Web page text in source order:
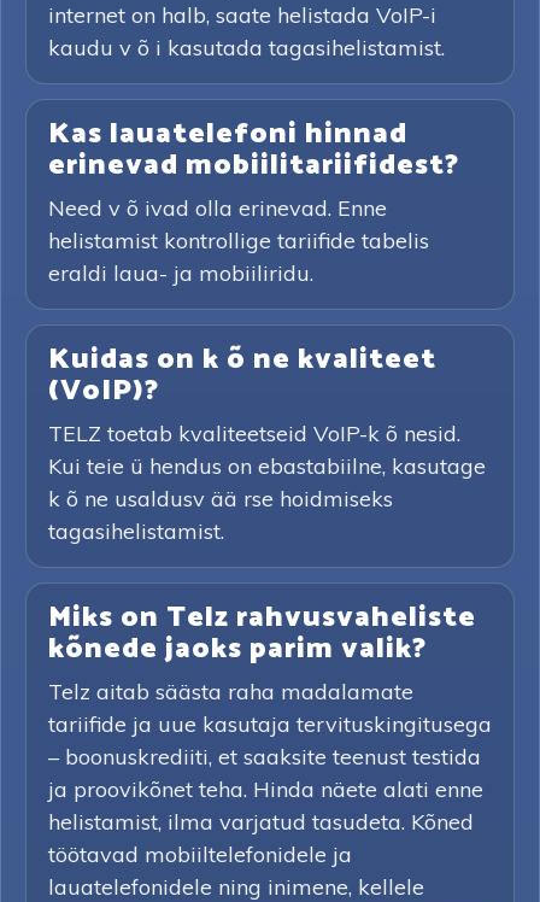
internet on halb, saate helistada VoIP-i
kaudu v õ i kasutada tagasihelistamist.
Kas lauatelefoni hinnad
erinevad mobiilitariifidest?
Need v õ ivad olla erinevad. Enne
helistamist kontrollige tariifide tabelis
eraldi laua- ja mobiiliridu.
Kuidas on k õ ne kvaliteet
(VoIP)?
TELZ toetab kvaliteetseid VoIP-k õ nesid.
Kui teie ü hendus on ebastabiilne, kasutage
k õ ne usaldusv ää rse hoidmiseks
tagasihelistamist.
Miks on Telz rahvusvaheliste
kõnede jaoks parim valik?
Telz aitab säästa raha madalamate
tariifide ja uue kasutaja tervituskingitusega
– boonuskrediiti, et saaksite teenust testida
ja proovikõnet teha. Hinda näete alati enne
helistamist, ilma varjatud tasudeta. Kõned
töötavad mobiiltelefonidele ja
lauatelefonidele ning inimene, kellele